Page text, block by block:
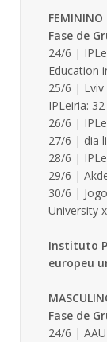
FEMININO
Fase de
24/6 |
Education
25/6 | Lviv
IPLeiria:
26/6 |
27/6 | dia
28/6 |
29/6 |
30/6 |
University
Instituto
europeu
Fase de
24/6 |